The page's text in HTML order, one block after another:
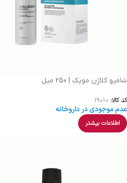
شامپو کلاژن موپک | 250 میل
کد کالا: 19010
عدم موجودی در داروخانه
اطلاعات بیشتر